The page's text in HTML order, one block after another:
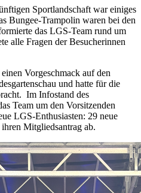
Sportlandschaft war einiges
Bungee-Trampolin waren bei den
das LGS-Team rund um
alle Fragen der Besucherinnen
Vorgeschmack auf den
und hatte für die
Im Infostand des
Team um den Vorsitzenden
LGS-Enthusiasten: 29 neue
Mitgliedsantrag ab.